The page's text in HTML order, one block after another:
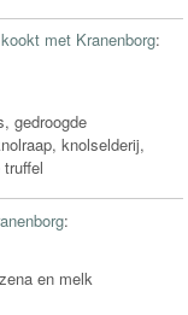
met Kranenborg:
gedroogde
knolselderij,
:
en melk